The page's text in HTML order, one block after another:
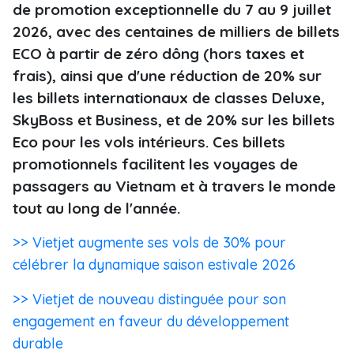
de promotion exceptionnelle du 7 au 9 juillet
2026, avec des centaines de milliers de billets
ECO à partir de zéro dông (hors taxes et
frais), ainsi que d'une réduction de 20% sur
les billets internationaux de classes Deluxe,
SkyBoss et Business, et de 20% sur les billets
Eco pour les vols intérieurs. Ces billets
promotionnels facilitent les voyages de
passagers au Vietnam et à travers le monde
tout au long de l'année.
>> Vietjet augmente ses vols de 30% pour
célébrer la dynamique saison estivale 2026
>> Vietjet de nouveau distinguée pour son
engagement en faveur du développement
durable